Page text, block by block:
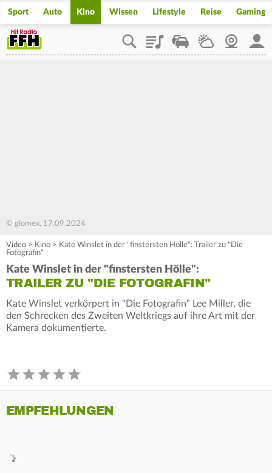
Sport Auto Kino Wissen Lifestyle Reise Gaming
PlaylistStaupilotWetterWebcam
© glomex, 17.09.2024
Video > Kino > Kate Winslet in der "finstersten Hölle": Trailer zu "Die
Fotografin"
Kate Winslet in der "finstersten Hölle":
TRAILER ZU "DIE FOTOGRAFIN"
Kate Winslet verkörpert in "Die Fotografin" Lee Miller, die
den Schrecken des Zweiten Weltkriegs auf ihre Art mit der
Kamera dokumentierte.
EMPFEHLUNGEN